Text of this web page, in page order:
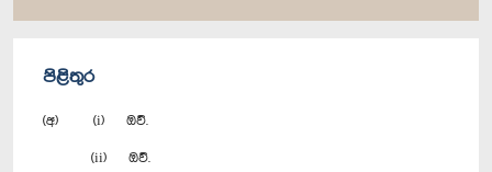
පිළිතුර
(අ) (i) ඔව්.
(ii) ඔව්.